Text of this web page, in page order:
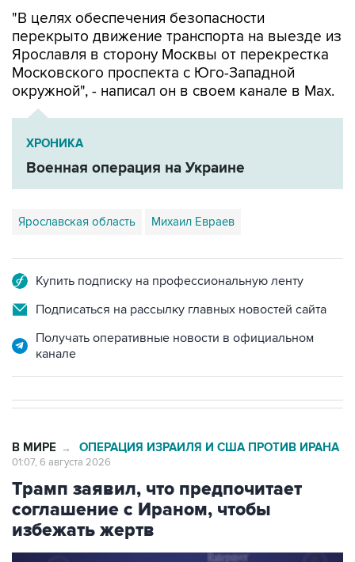
"В целях обеспечения безопасности
перекрыто движение транспорта на выезде из
Ярославля в сторону Москвы от перекрестка
Московского проспекта с Юго-Западной
окружной", - написал он в своем канале в Мах.
ХРОНИКА
Военная операция на Украине
Ярославская область Михаил Евраев
Купить подписку на профессиональную ленту
Подписаться на рассылку главных новостей сайта
Получать оперативные новости в официальном
канале
В МИРЕ → ОПЕРАЦИЯ ИЗРАИЛЯ И США ПРОТИВ ИРАНА
01:07, 6 августа 2026
Трамп заявил, что предпочитает
соглашение с Ираном, чтобы
избежать жертв